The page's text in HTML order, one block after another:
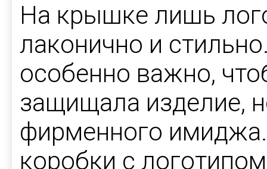
На крышке лишь
лаконично и
особенно важно,
защищала изделие,
фирменного
коробки с